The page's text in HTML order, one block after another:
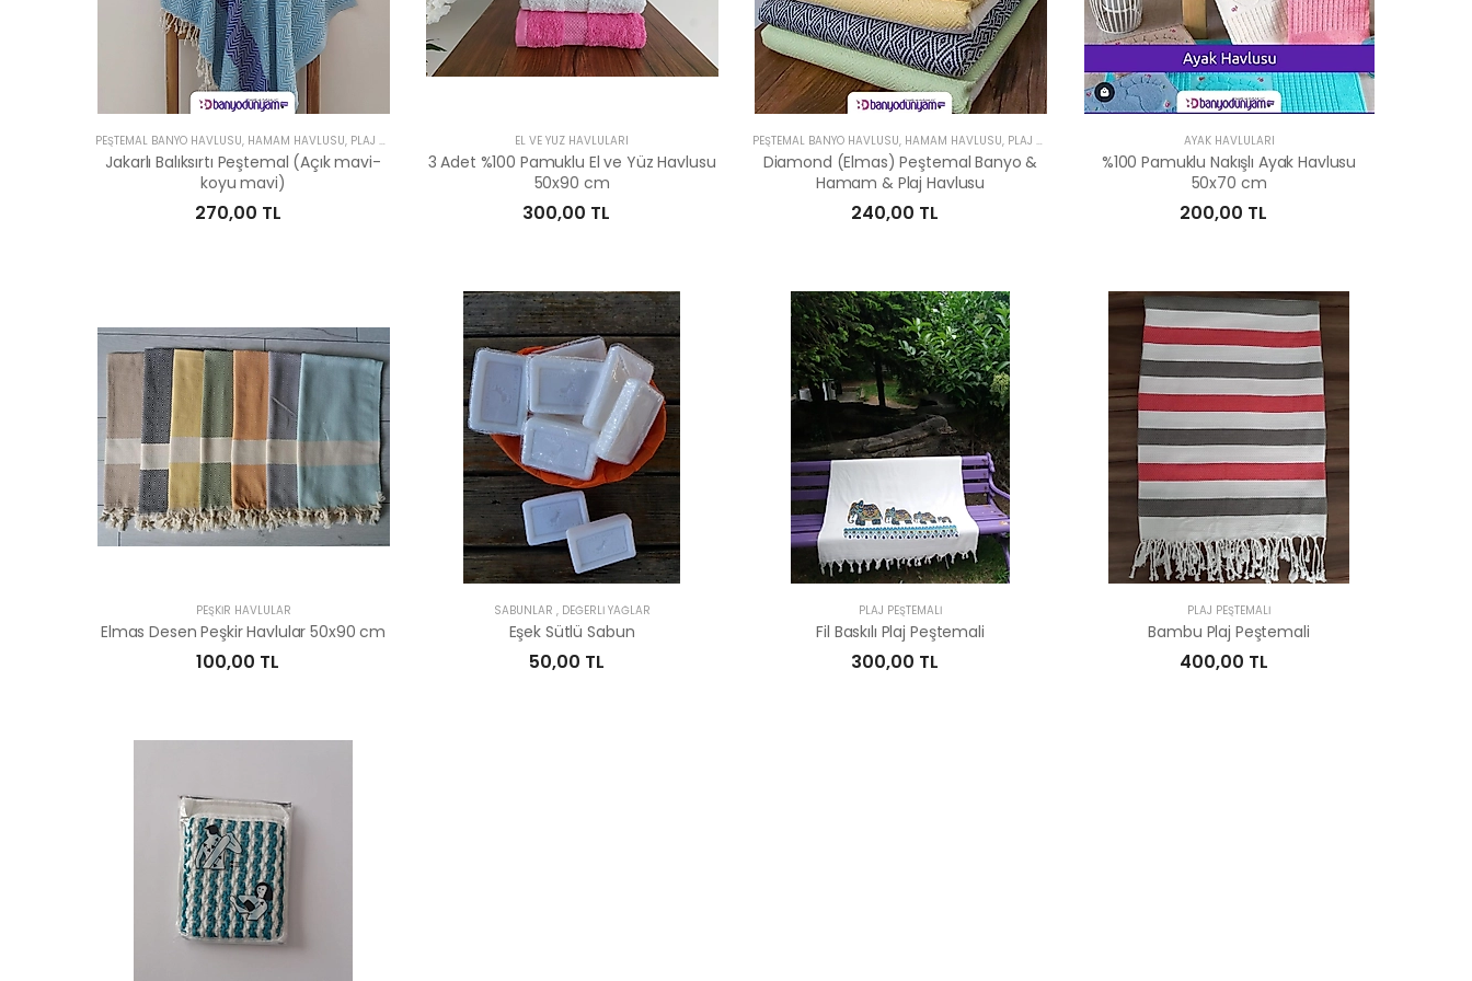
PEŞTEMAL BANYO HAVLUSU, HAMAM HAVLUSU, PLAJ HAVLUSU
Jakarlı Balıksırtı Peştemal (Açık mavi-
koyu mavi)
270,00 TL
EL VE YÜZ HAVLULARI
3 Adet %100 Pamuklu El ve Yüz Havlusu
50x90 cm
300,00 TL
PEŞTEMAL BANYO HAVLUSU, HAMAM HAVLUSU, PLAJ HAVLUSU
Diamond (Elmas) Peştemal Banyo &
Hamam & Plaj Havlusu
240,00 TL
AYAK HAVLULARI
%100 Pamuklu Nakışlı Ayak Havlusu
50x70 cm
200,00 TL
PEŞKİR HAVLULAR
Elmas Desen Peşkir Havlular 50x90 cm
100,00 TL
SABUNLAR , DEĞERLİ YAĞLAR
Eşek Sütlü Sabun
50,00 TL
PLAJ PEŞTEMALI
Fil Baskılı Plaj Peştemali
300,00 TL
PLAJ PEŞTEMALI
Bambu Plaj Peştemali
400,00 TL